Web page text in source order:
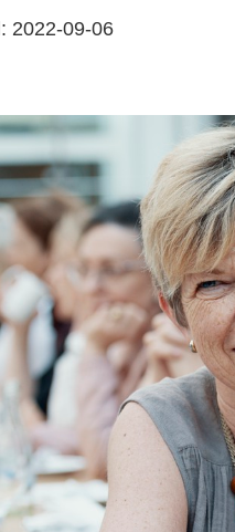
2022-09-06